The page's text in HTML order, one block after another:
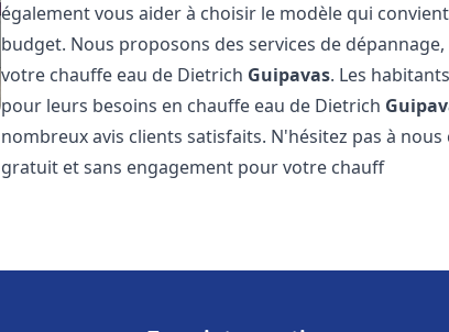
également vous aider à choisir le modèle qui
budget. Nous proposons des services de
votre chauffe eau de Dietrich Guipavas. Les
pour leurs besoins en chauffe eau de Dietrich
nombreux avis clients satisfaits. N'hésitez pas à
gratuit et sans engagement pour votre chauff